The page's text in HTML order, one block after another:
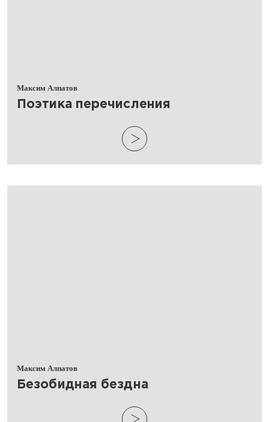
Максим Алпатов
​Поэтика перечисления
Максим Алпатов
​Безобидная бездна